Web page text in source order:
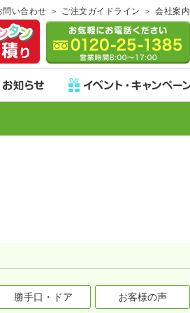
問い合わせ ご注文ガイドライン 会社案内
勝手口・ドア お客様の声